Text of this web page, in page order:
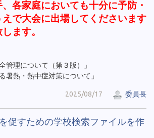
各家庭においても十分に予防・
で大会に出場してくださいます
ます。
理について（第３版）」
暑熱・熱中症対策について」
2025/08/17 委員長
促すための学校検索ファイルを作